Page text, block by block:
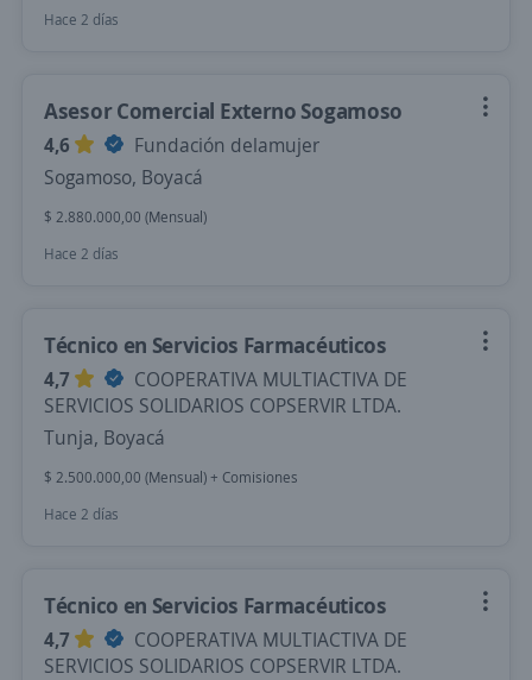
Hace 2 días
Asesor Comercial Externo Sogamoso
4,6
Fundación delamujer
Sogamoso, Boyacá
$ 2.880.000,00 (Mensual)
Hace 2 días
Técnico en Servicios Farmacéuticos
4,7
COOPERATIVA MULTIACTIVA DE
SERVICIOS SOLIDARIOS COPSERVIR LTDA.
Tunja, Boyacá
$ 2.500.000,00 (Mensual) + Comisiones
Hace 2 días
Técnico en Servicios Farmacéuticos
4,7
COOPERATIVA MULTIACTIVA DE
SERVICIOS SOLIDARIOS COPSERVIR LTDA.